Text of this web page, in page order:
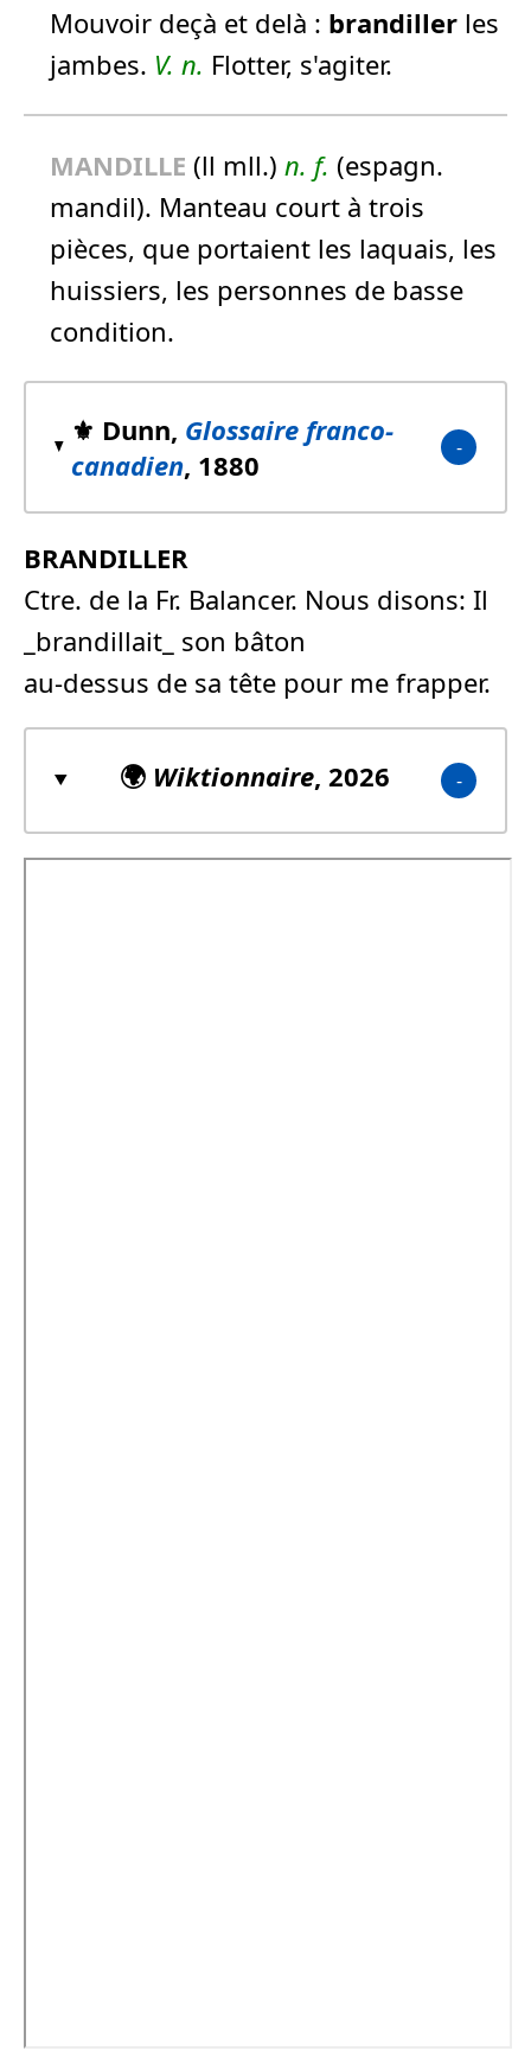
Mouvoir deçà et delà : brandiller les
jambes. V. n. Flotter, s'agiter.
MANDILLE (ll mll.) n. f. (espagn.
mandil). Manteau court à trois
pièces, que portaient les laquais, les
huissiers, les personnes de basse
condition.
⚜️ Dunn, Glossaire franco-
canadien, 1880
BRANDILLER
Ctre. de la Fr. Balancer. Nous disons: Il
_brandillait_ son bâton
au-dessus de sa tête pour me frapper.
🌍 Wiktionnaire, 2026